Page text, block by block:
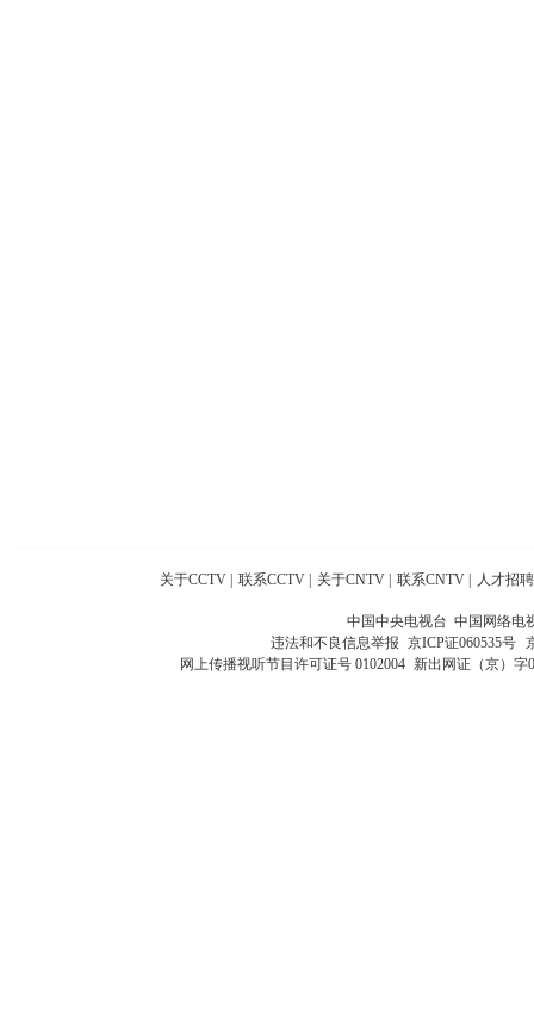
关于CCTV 联系CCTV 关于CNTV 联系CNTV 人才招聘
中国中央电视台 中国网络电
违法和不良信息举报 京ICP证060535号
网上传播视听节目许可证号 0102004 新出网证（京）